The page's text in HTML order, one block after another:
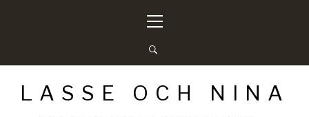
meny
LASSE OCH NINA